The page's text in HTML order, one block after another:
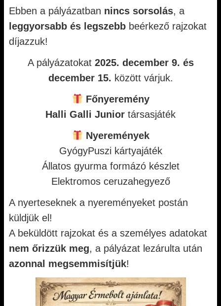
Ebben a pályázatban nincs sorsolás, a
leggyorsabb és legszebb beérkező rajzokat
díjazzuk!
A pályázatokat 2025. december 9. és
december 15. között várjuk.
Főnyeremény
Halli Galli Junior társasjáték
Nyeremények
GyógyPuszi kártyajáték
Állatos gyurma formázó készlet
Elektromos ceruzahegyező
A nyerteseknek a nyereményeket postán
küldjük el!
A beküldött rajzokat és a személyes adatokat
nem őrizzük meg, a pályázat lezárulta után
azonnal megsemmisítjük!